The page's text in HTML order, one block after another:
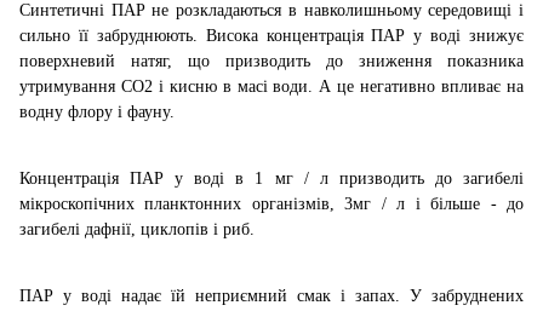
Синтетичні ПАР не розкладаються в навколишньому середовищі і
сильно її забруднюють. Висока концентрація ПАР у воді знижує
поверхневий натяг, що призводить до зниження показника
утримування CO2 і кисню в масі води. А це негативно впливає на
водну флору і фауну.
Концентрація ПАР у воді в 1 мг / л призводить до загибелі
мікроскопічних планктонних організмів, 3мг / л і більше - до
загибелі дафнії, циклопів і риб.
ПАР у воді надає їй неприємний смак і запах. У забруднених